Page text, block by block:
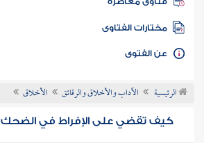
فتاوى معاصرة
مختارات الفتاوى
الفتوى
الرئيسية الآداب والأخلاق والرقائق الأخلاق
كيف تقضي على الإفراط في الضحك